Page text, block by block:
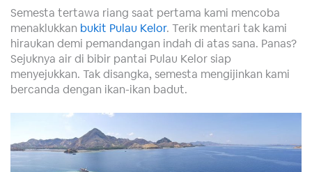
Semesta tertawa riang saat pertama kami mencoba
menaklukkan bukit Pulau Kelor. Terik mentari tak kami
hiraukan demi pemandangan indah di atas sana. Panas?
Sejuknya air di bibir pantai Pulau Kelor siap
menyejukkan. Tak disangka, semesta mengijinkan kami
bercanda dengan ikan-ikan badut.